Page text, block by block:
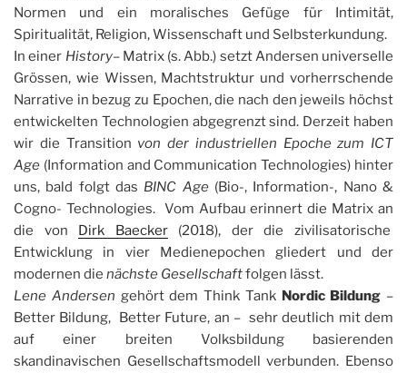
Normen und ein moralisches Gefüge für Intimität,
Spiritualität, Religion, Wissenschaft und Selbsterkundung.
In einer History– Matrix (s. Abb.) setzt Andersen universelle
Grössen, wie Wissen, Machtstruktur und vorherrschende
Narrative in bezug zu Epochen, die nach den jeweils höchst
entwickelten Technologien abgegrenzt sind. Derzeit haben
wir die Transition von der industriellen Epoche zum ICT
Age (Information and Communication Technologies) hinter
uns, bald folgt das BINC Age(Bio-, Information-, Nano &
Cogno- Technologies. Vom Aufbau erinnert die Matrix an
die von Dirk Baecker(2018), der die zivilisatorische
Entwicklung in vier Medienepochen gliedert und der
modernen die nächste Gesellschaftfolgen lässt.
Lene Andersen gehört dem Think Tank Nordic Bildung –
Better Bildung, Better Future, an – sehr deutlich mit dem
auf einer breiten Volksbildung basierenden
skandinavischen Gesellschaftsmodell verbunden. Ebenso